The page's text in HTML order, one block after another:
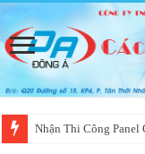
Nhận Thi Công Panel